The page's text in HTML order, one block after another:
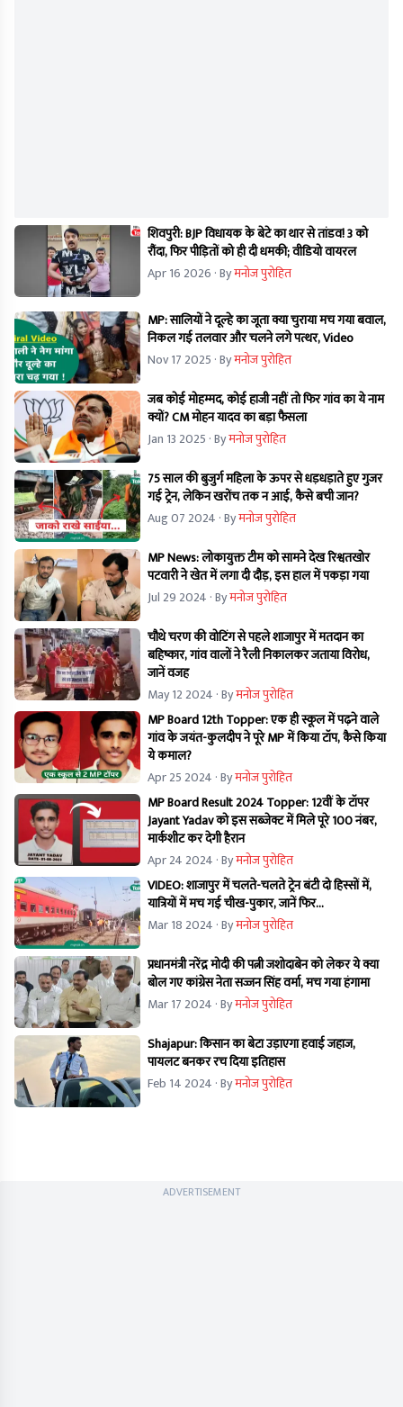
शिवपुरी: BJP विधायक के बेटे का थार से तांडव! 3 को
रौंदा, फिर पीड़ितों को ही दी धमकी; वीडियो वायरल
Apr 16 2026 · Byमनोज पुरोहित
MP: सालियों ने दूल्हे का जूता क्या चुराया मच गया बवाल,
निकल गई तलवार और चलने लगे पत्थर, Video
Nov 17 2025 · Byमनोज पुरोहित
जब कोई मोहम्मद, कोई हाजी नहीं तो फिर गांव का ये नाम
क्यों? CM मोहन यादव का बड़ा फैसला
Jan 13 2025 · Byमनोज पुरोहित
75 साल की बुजुर्ग महिला के ऊपर से धड़धड़ाते हुए गुजर
गई ट्रेन, लेकिन खरोंच तक न आई, कैसे बची जान?
Aug 07 2024 · Byमनोज पुरोहित
MP News: लोकायुक्त टीम को सामने देख रिश्वतखोर
पटवारी ने खेत में लगा दी दौड़, इस हाल में पकड़ा गया
Jul 29 2024 · Byमनोज पुरोहित
चौथे चरण की वोटिंग से पहले शाजापुर में मतदान का
बहिष्कार, गांव वालों ने रैली निकालकर जताया विरोध,
जानें वजह
May 12 2024 · Byमनोज पुरोहित
MP Board 12th Topper: एक ही स्कूल में पढ़ने वाले
गांव के जयंत-कुलदीप ने पूरे MP में किया टॉप, कैसे किया
ये कमाल?
Apr 25 2024 · Byमनोज पुरोहित
MP Board Result 2024 Topper: 12वीं के टॉपर
Jayant Yadav को इस सब्जेक्ट में मिले पूरे 100 नंबर,
मार्कशीट कर देगी हैरान
Apr 24 2024 · Byमनोज पुरोहित
VIDEO: शाजापुर में चलते-चलते ट्रेन बंटी दो हिस्सों में,
यात्रियों में मच गई चीख-पुकार, जानें फिर...
Mar 18 2024 · Byमनोज पुरोहित
प्रधानमंत्री नरेंद्र मोदी की पत्नी जशोदाबेन को लेकर ये क्या
बोल गए कांग्रेस नेता सज्जन सिंह वर्मा, मच गया हंगामा
Mar 17 2024 · Byमनोज पुरोहित
Shajapur: किसान का बेटा उड़ाएगा हवाई जहाज,
पायलट बनकर रच दिया इतिहास
Feb 14 2024 · Byमनोज पुरोहित
ADVERTISEMENT